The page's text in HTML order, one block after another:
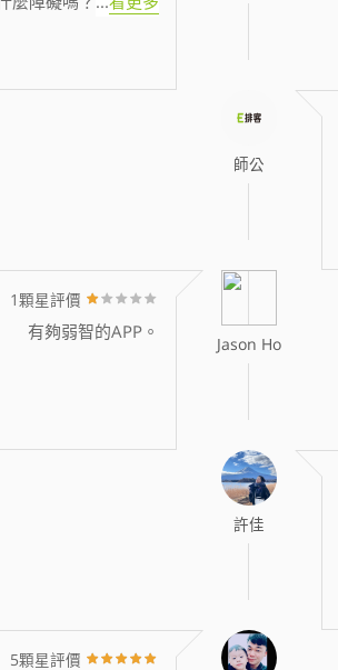
師公
Jason Ho
1顆星評價
有夠弱智的APP。
許佳
5顆星評價